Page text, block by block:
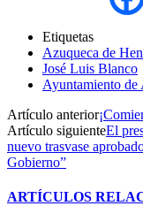
Etiquetas
Azuqueca de
José Luis Blanco
Ayuntamiento de
Artículo anterior
Artículo siguienteEl
nuevo trasvase
Gobierno”
ARTÍCULOS